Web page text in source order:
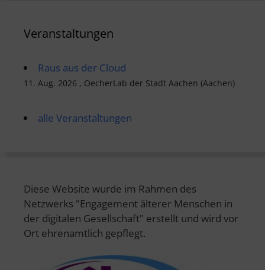
Veranstaltungen
Raus aus der Cloud
11. Aug. 2026 , OecherLab der Stadt Aachen (Aachen)
alle Veranstaltungen
Diese Website wurde im Rahmen des
Netzwerks "Engagement älterer Menschen in
der digitalen Gesellschaft" erstellt und wird vor
Ort ehrenamtlich gepflegt.